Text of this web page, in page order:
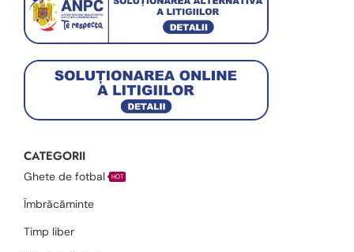
CATEGORII
Ghete de fotbal HOT
Îmbrăcăminte
Timp liber